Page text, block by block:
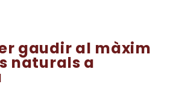
gaudir al màxim
naturals a